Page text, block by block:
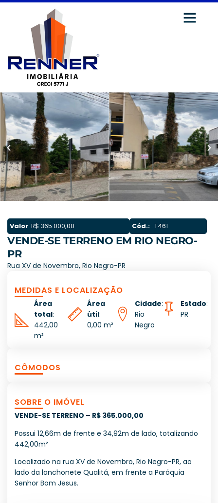
Valor: R$ 365.000,00 Cód.: : T461
VENDE-SE TERRENO EM RIO NEGRO-
PR
Rua XV de Novembro, Rio Negro-PR
MEDIDAS E LOCALIZAÇÃO
Área
total:
442,00
m²
Área
útil:
0,00 m²
Cidade:
Rio
Negro
Estado:
PR
CÔMODOS
SOBRE O IMÓVEL
VENDE-SE TERRENO – R$ 365.000,00
Possui 12,66m de frente e 34,92m de lado, totalizando
442,00m²
Localizado na rua XV de Novembro, Rio Negro-PR, ao
lado da lanchonete Qualitá, em frente a Paróquia
Senhor Bom Jesus.